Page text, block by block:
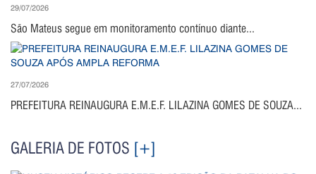
29/07/2026
São Mateus segue em monitoramento contínuo diante...
27/07/2026
PREFEITURA REINAUGURA E.M.E.F. LILAZINA GOMES DE SOUZA...
GALERIA DE FOTOS [+]